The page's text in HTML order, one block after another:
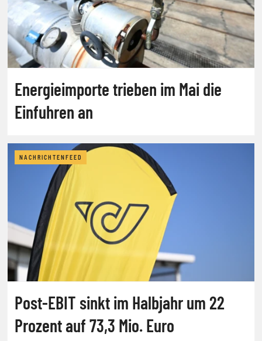
Energieimporte trieben im Mai die
Einfuhren an
NACHRICHTENFEED
Post-EBIT sinkt im Halbjahr um 22
Prozent auf 73,3 Mio. Euro